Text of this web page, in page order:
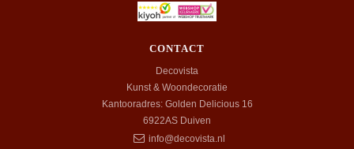
CONTACT
Decovista
Kunst & Woondecoratie
Kantooradres: Golden Delicious 16
6922AS Duiven
info@decovista.nl